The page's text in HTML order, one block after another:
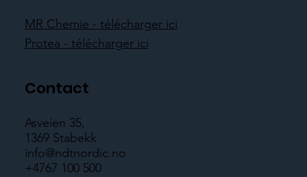
MR Chemie - télécharger ici
Protea - télécharger ici
Contact
Asveien 35,
1369 Stabekk
info@ndtnordic.no
+4767 100 500